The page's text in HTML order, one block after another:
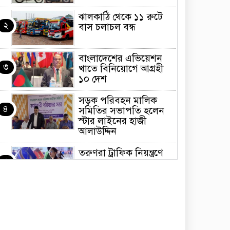
২
ঝালকাঠি থেকে ১১ রুটে
বাস চলাচল বন্ধ
৩
বাংলাদেশের এভিয়েশন
খাতে বিনিয়োগে আগ্রহী
১০ দেশ
৪
সড়ক পরিবহন মালিক
সমিতির সভাপতি হলেন
স্টার লাইনের হাজী
আলাউদ্দিন
৫
তরুণরা ট্রাফিক নিয়ন্ত্রণে
নামুক আবার